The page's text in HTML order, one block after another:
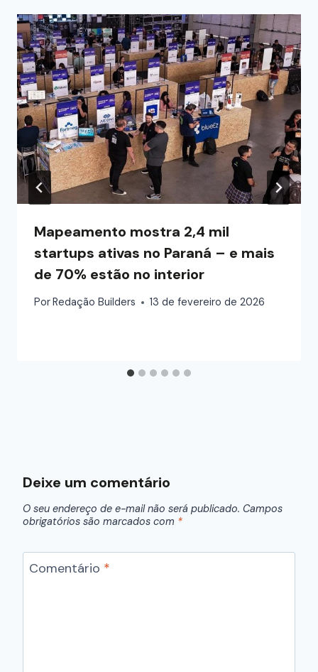
Mapeamento mostra 2,4 mil
startups ativas no Paraná – e mais
de 70% estão no interior
PorRedação Builders 13 de fevereiro de 2026
Deixe um comentário
O seu endereço de e-mail não será publicado. Campos
obrigatórios são marcados com *
Comentário *